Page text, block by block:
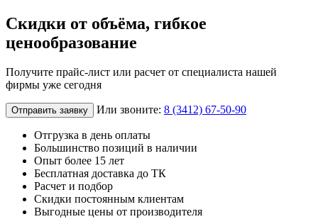
Скидки от объёма, гибкое
ценообразование
Получите прайс-лист или расчет от специалиста нашей
фирмы уже сегодня
Отправить заявку Или звоните: 8 (3412) 67-50-90
Отгрузка в день оплаты
Большинство позиций в наличии
Опыт более 15 лет
Бесплатная доставка до ТК
Расчет и подбор
Скидки постоянным клиентам
Выгодные цены от производителя